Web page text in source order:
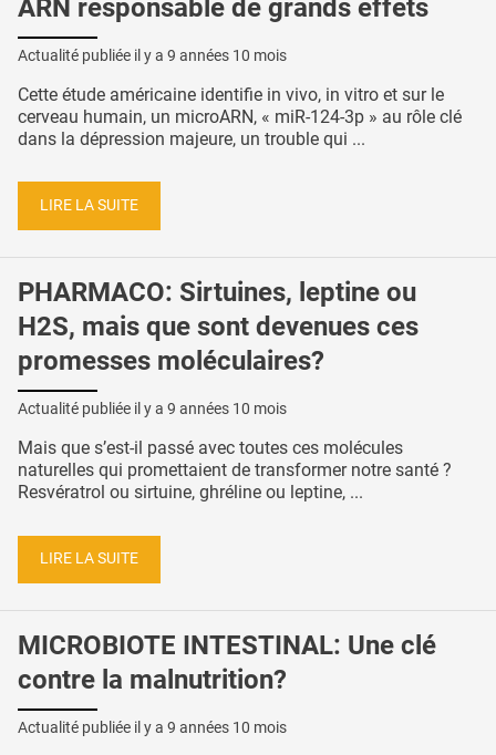
ARN responsable de grands effets
Actualité publiée il y a 9 années 10 mois
Cette étude américaine identifie in vivo, in vitro et sur le
cerveau humain, un microARN, « miR-124-3p » au rôle clé
dans la dépression majeure, un trouble qui ...
LIRE LA SUITE
PHARMACO: Sirtuines, leptine ou
H2S, mais que sont devenues ces
promesses moléculaires?
Actualité publiée il y a 9 années 10 mois
Mais que s’est-il passé avec toutes ces molécules
naturelles qui promettaient de transformer notre santé ?
Resvératrol ou sirtuine, ghréline ou leptine, ...
LIRE LA SUITE
MICROBIOTE INTESTINAL: Une clé
contre la malnutrition?
Actualité publiée il y a 9 années 10 mois